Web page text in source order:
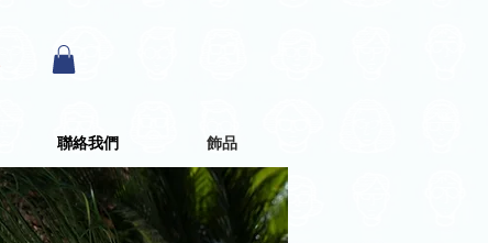
聯絡我們 飾品